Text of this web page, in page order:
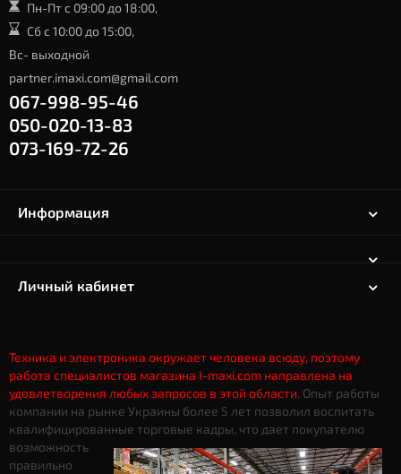
Пн-Пт с 09:00 до 18:00,
Сб с 10:00 до 15:00,
Вс- выходной
partner.imaxi.com@gmail.com
067-998-95-46
050-020-13-83
073-169-72-26
Информация
Личный кабинет
Техника и электроника окружает человека всюду, поэтому
работа специалистов магазина I-maxi.com направлена на
удовлетворения любых запросов в этой области. Опыт работы
компании на рынке Украины более 5 лет позволил воспитать
квалифицированные торговые кадры, что дает покупателю
возможность
правильно